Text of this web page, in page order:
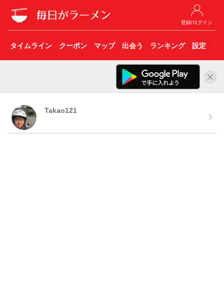
登録/ログイン
タイムライン クーポン マップ 出会う ランキング 設定 こ
Takao121